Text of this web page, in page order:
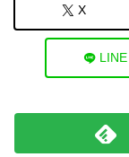
X
LINE